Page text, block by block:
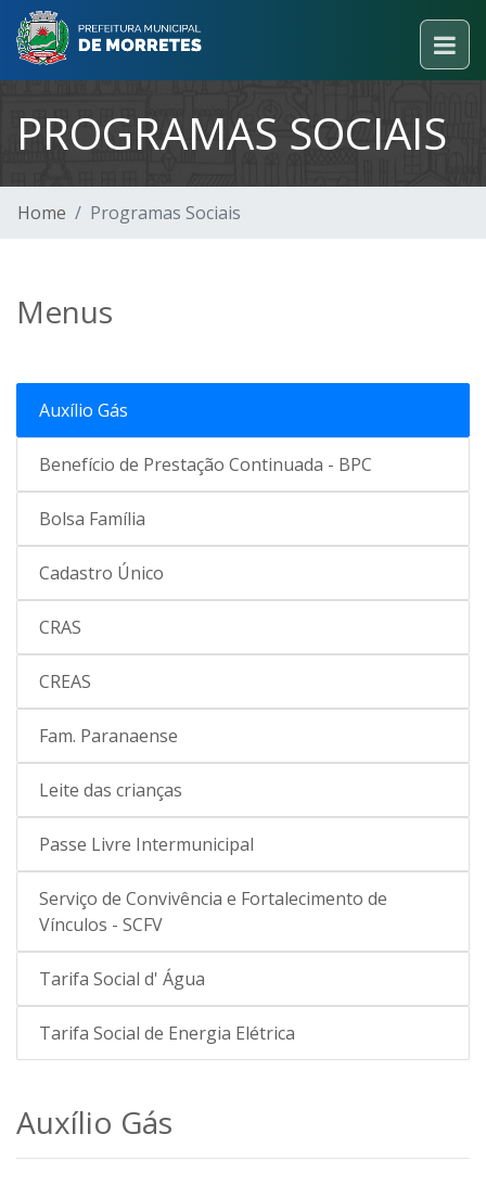
PROGRAMAS SOCIAIS
Home Programas Sociais
Menus
Auxílio Gás
Benefício de Prestação Continuada - BPC
Bolsa Família
Cadastro Único
CRAS
CREAS
Fam. Paranaense
Leite das crianças
Passe Livre Intermunicipal
Serviço de Convivência e Fortalecimento de
Vínculos - SCFV
Tarifa Social d' Água
Tarifa Social de Energia Elétrica
Auxílio Gás